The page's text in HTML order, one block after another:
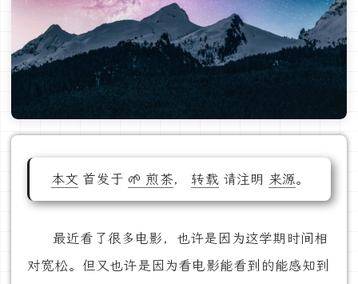
本文 首发于 🌱 煎茶，转载请注明 来源。
最近看了很多电影，也许是因为这学期时间相
对宽松。但又也许是因为看电影能看到的能感知到